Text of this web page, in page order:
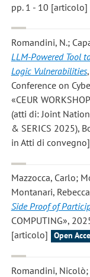
pp. 1 - 10 [articolo]
Romandini, N.;
LLM-Powered Tool
Logic Vulnerabilities
Conference on
«CEUR
(atti di: Joint
& SERICS 2025),
in Atti di convegno]
Mazzocca, Carlo;
Montanari,
Side Proof of
COMPUTING»,
[articolo]
Open
Romandini,